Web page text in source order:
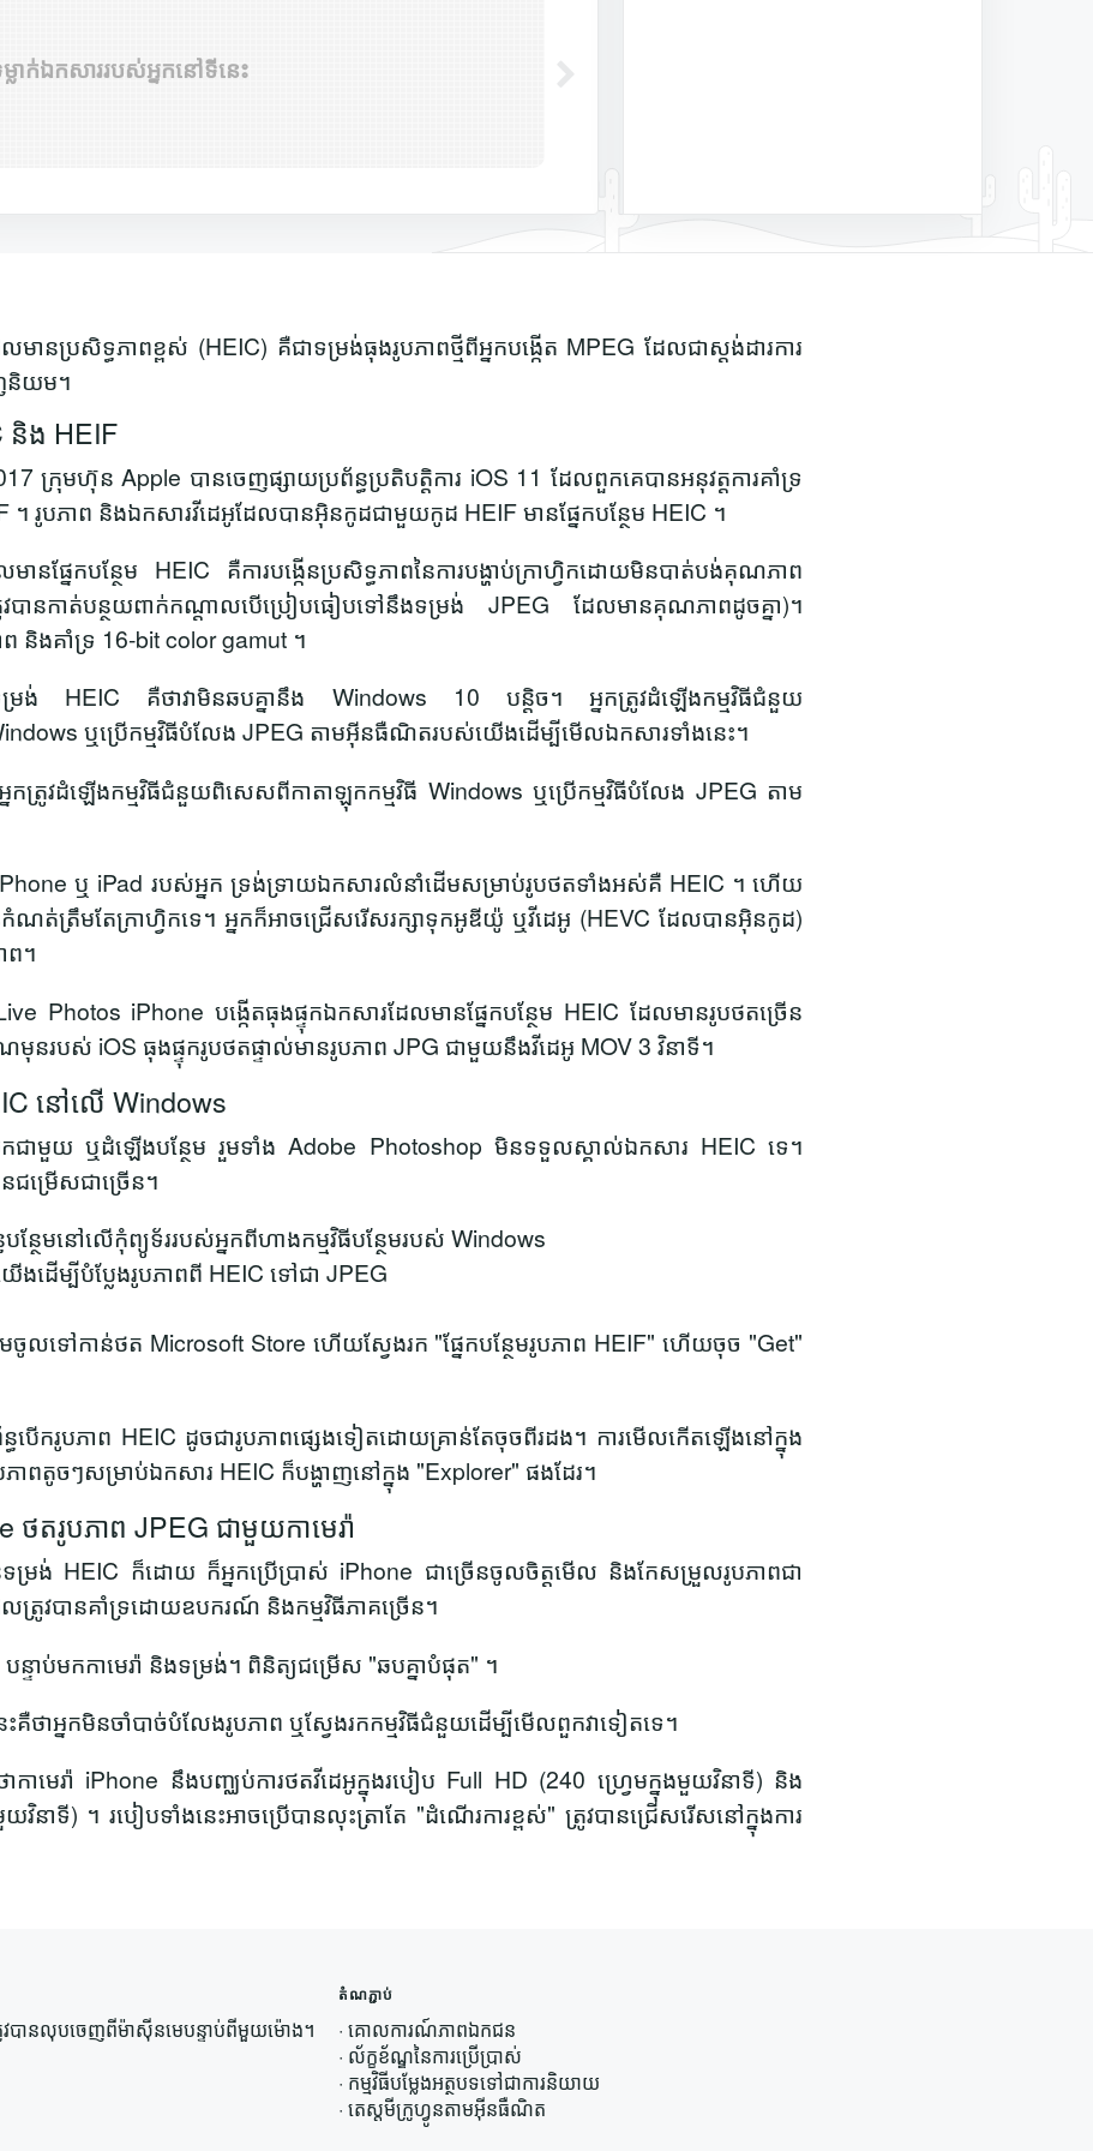
លាក់ឯកសាររបស់អ្នកនៅទីនេះ
ានប្រសិទ្ធភាពខ្ពស់ (HEIC) គឺជាទម្រង់ធុងរូបភាពថ្មីពីអ្នកបង្កើត MPEG ដែលជាស្តង់ដារការ
និយម។
និង HEIF
ក្រុមហ៊ុន Apple បានចេញផ្សាយប្រព័ន្ធប្រតិបត្តិការ iOS 11 ដែលពួកគេបានអនុវត្តការគាំទ្រ
។ រូបភាព និងឯកសារវីដេអូដែលបានអ៊ិនកូដជាមួយកូដ HEIF មានផ្នែកបន្ថែម HEIC ។
ានផ្នែកបន្ថែម HEIC គឺការបង្កើនប្រសិទ្ធភាពនៃការបង្ហាប់ក្រាហ្វិកដោយមិនបាត់បង់គុណភាព
ានកាត់បន្ថយពាក់កណ្តាលបើប្រៀបធៀបទៅនឹងទម្រង់ JPEG ដែលមានគុណភាពដូចគ្នា)។
ព និងគាំទ្រ 16-bit color gamut ។
រង់ HEIC គឺថាវាមិនឆបគ្នានឹង Windows 10 បន្តិច។ អ្នកត្រូវដំឡើងកម្មវិធីជំនួយ
ឬប្រើកម្មវិធីបំលែង JPEG តាមអ៊ីនធឺណិតរបស់យើងដើម្បីមើលឯកសារទាំងនេះ។
នកត្រូវដំឡើងកម្មវិធីជំនួយពិសេសពីកាតាឡុកកម្មវិធី Windows ឬប្រើកម្មវិធីបំលែង JPEG តាម
ឬ iPad របស់អ្នក ទ្រង់ទ្រាយឯកសារលំនាំដើមសម្រាប់រូបថតទាំងអស់គឺ HEIC ។ ហើយ
ណត់ត្រឹមតែក្រាហ្វិកទេ។ អ្នកក៏អាចជ្រើសរើសរក្សាទុកអូឌីយ៉ូ ឬវីដេអូ (HEVC ដែលបានអ៊ិនកូដ)
ព។
Photos iPhone បង្កើតធុងផ្ទុកឯកសារដែលមានផ្នែកបន្ថែម HEIC ដែលមានរូបថតច្រើន
នរបស់ iOS ធុងផ្ទុករូបថតផ្ទាល់មានរូបភាព JPG ជាមួយនឹងវីដេអូ MOV 3 វិនាទី។
នៅលើ Windows
ប់មកជាមួយ ឬដំឡើងបន្ថែម រួមទាំង Adobe Photoshop មិនទទួលស្គាល់ឯកសារ HEIC ទេ។
ជម្រើសជាច្រើន។
ថែមនៅលើកុំព្យូទ័ររបស់អ្នកពីហាងកម្មវិធីបន្ថែមរបស់ Windows
ងដើម្បីបំប្លែងរូបភាពពី HEIC ទៅជា JPEG
ចូលទៅកាន់ថត Microsoft Store ហើយស្វែងរក "ផ្នែកបន្ថែមរូបភាព HEIF" ហើយចុច "Get"
ធបើករូបភាព HEIC ដូចជារូបភាពផ្សេងទៀតដោយគ្រាន់តែចុចពីរដង។ ការមើលកើតឡើងនៅក្នុង
បភាពតូចៗសម្រាប់ឯកសារ HEIC ក៏បង្ហាញនៅក្នុង "Explorer" ផងដែរ។
ថតរូបភាព JPEG ជាមួយកាមេរ៉ា
ម្រង់ HEIC ក៏ដោយ ក៏អ្នកប្រើប្រាស់ iPhone ជាច្រើនចូលចិត្តមើល និងកែសម្រួលរូបភាពជា
រូវបានគាំទ្រដោយឧបករណ៍ និងកម្មវិធីភាគច្រើន។
ន្ទាប់មកកាមេរ៉ា និងទម្រង់។ ពិនិត្យជម្រើស "ឆបគ្នាបំផុត" ។
គឺថាអ្នកមិនចាំបាច់បំលែងរូបភាព ឬស្វែងរកកម្មវិធីជំនួយដើម្បីមើលពួកវាទៀតទេ។
ាកាមេរ៉ា iPhone នឹងបញ្ឈប់ការថតវីដេអូក្នុងរបៀប Full HD (240 ហ្វ្រេមក្នុងមួយវិនាទី) និង
វិនាទី) ។ របៀបទាំងនេះអាចប្រើបានលុះត្រាតែ "ដំណើរការខ្ពស់" ត្រូវបានជ្រើសរើសនៅក្នុងការ
វបានលុបចេញពីម៉ាស៊ីនមេបន្ទាប់ពីមួយម៉ោង។
តំណភ្ជាប់
· គោលការណ៍​ភាព​ឯកជន
· ល័ក្ខខ័ណ្ឌនៃការប្រើប្រាស់
· កម្មវិធីបម្លែងអត្ថបទទៅជាការនិយាយ
· តេស្តមីក្រូហ្វូនតាមអ៊ីនធឺណិត